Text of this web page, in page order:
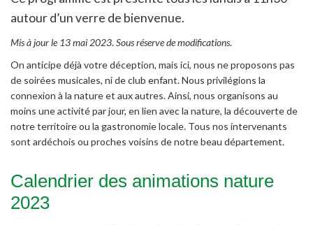
autour d’un verre de bienvenue.
Mis à jour le 13 mai 2023.Sous réserve de modifications.
On anticipe déjà votre déception, mais ici, nous ne proposons pas
de soirées musicales, ni de club enfant. Nous privilégions la
connexion à la nature et aux autres. Ainsi, nous organisons au
moins une activité par jour, en lien avec la nature, la découverte de
notre territoire ou la gastronomie locale. Tous nos intervenants
sont ardéchois ou proches voisins de notre beau département.
Calendrier des animations nature
2023